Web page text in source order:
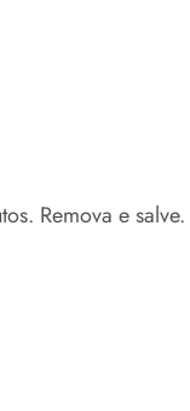
Remova e salve.